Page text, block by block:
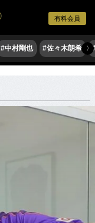
有料会員
#中村剛也 #佐々木朗希 〉